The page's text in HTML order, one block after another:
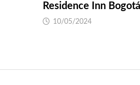
Residence Inn
10/05/2024